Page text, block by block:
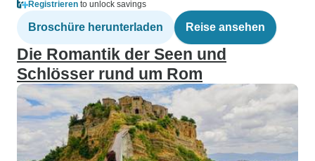
Registrieren to unlock savings
Broschüre herunterladen Reise ansehen
Die Romantik der Seen und
Schlösser rund um Rom